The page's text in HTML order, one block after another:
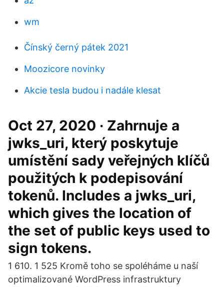
wm
Čínský černý pátek 2021
Moozicore novinky
Akcie tesla budou i nadále klesat
Oct 27, 2020 · Zahrnuje a
jwks_uri, který poskytuje
umístění sady veřejných klíčů
použitých k podepisování
tokenů. Includes a jwks_uri,
which gives the location of
the set of public keys used to
sign tokens.
1 610. 1 525 Kromě toho se spoléháme u naší
optimalizované WordPress infrastruktury